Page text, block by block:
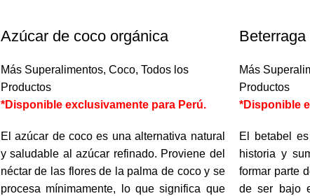
Azúcar de coco orgánica
Más Superalimentos, Coco, Todos los
Productos
*Disponible exclusivamente para Perú.
El azúcar de coco es una alternativa natural
y saludable al azúcar refinado. Proviene del
néctar de las flores de la palma de coco y se
procesa mínimamente, lo que significa que
Más
Productos
*Disponible
El betabel
historia y
formar parte
de ser bajo